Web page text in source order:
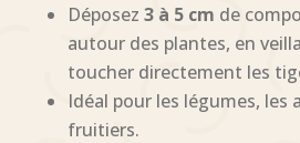
Déposez 3 à 5 cm de
autour des plantes, en
toucher directement les
Idéal pour les légumes, les
fruitiers.